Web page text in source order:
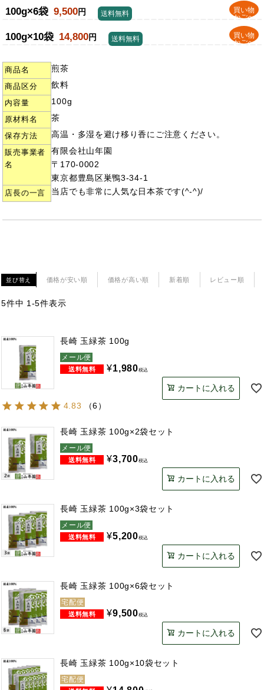
100g×6袋 9,500円
買い物
かごへ
送料無料
100g×10袋 14,800円
買い物
かごへ
送料無料
商品名 煎茶
商品区分 飲料
内容量 100g
原材料名 茶
保存方法 高温・多湿を避け移り香にご注意ください。
販売事業者
名
有限会社山年園
〒170-0002
東京都豊島区巣鴨3-34-1
店長の一言 当店でも非常に人気な日本茶です(^-^)/
並び替え 価格が安い順 価格が高い順 新着順 レビュー順
5件中 1-5件表示
長崎 玉緑茶 100g
メール便
¥1,980税込
カートに入れる
4.83
（6）
長崎 玉緑茶 100g×2袋セット
メール便
¥3,700税込
カートに入れる
長崎 玉緑茶 100g×3袋セット
メール便
¥5,200税込
カートに入れる
長崎 玉緑茶 100g×6袋セット
宅配便
¥9,500税込
カートに入れる
長崎 玉緑茶 100g×10袋セット
宅配便